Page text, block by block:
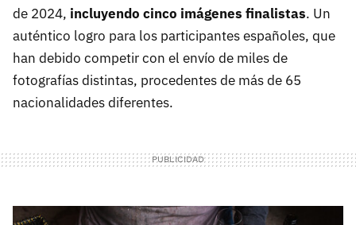
de 2024, incluyendo cinco imágenes finalistas. Un
auténtico logro para los participantes españoles, que
han debido competir con el envío de miles de
fotografías distintas, procedentes de más de 65
nacionalidades diferentes.